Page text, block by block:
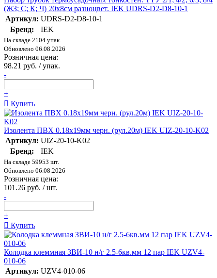
(ЖЗ; С; К; Ч) 20х8см разноцвет. IEK UDRS-D2-D8-10-1
Артикул: UDRS-D2-D8-10-1
Бренд:
IEK
На складе 2104 упак.
Обновлено 06.08.2026
Розничная цена:
98.21 руб. / упак.
-
+
Купить
Изолента ПВХ 0.18х19мм черн. (рул.20м) IEK UIZ-20-10-K02
Артикул: UIZ-20-10-K02
Бренд:
IEK
На складе 59953 шт.
Обновлено 06.08.2026
Розничная цена:
101.26 руб. / шт.
-
+
Купить
Колодка клеммная ЗВИ-10 н/г 2.5-6кв.мм 12 пар IEK UZV4-
010-06
Артикул: UZV4-010-06